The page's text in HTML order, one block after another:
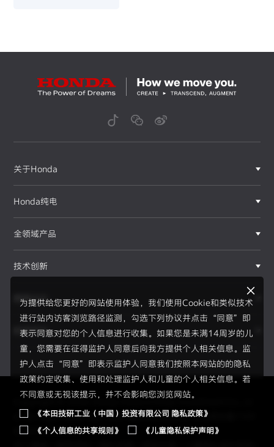
为提供给您更好的网站使用体验，我们使用Cookie和类似技术
进行站内访客浏览路径监测，勾选下列协议并点击“同意”即
表示同意对您的个人信息进行收集。如果您是未满14周岁的儿
童，您需要在征得监护人同意后向我方提供个人相关信息。监
护人点击“同意”即表示监护人同意我们按照本网站的的隐私
政策约定收集、使用和处理监护人和儿童的个人相关信息。若
不同意或无视该提示，并不会影响您浏览网站。
《本田技研工业（中国）投资有限公司 隐私政策》
《个人信息的共享规则》
《儿童隐私保护声明》
关于Honda
Honda纯电
全领域产品
技术创新
赛事运动
新闻资讯
Copyright © 2026 Honda Motor(China) Investment Co., Lt
d. All Right Reserved.京ICP备05023886号 京公网安备1101
0502034595号
F1®赛事